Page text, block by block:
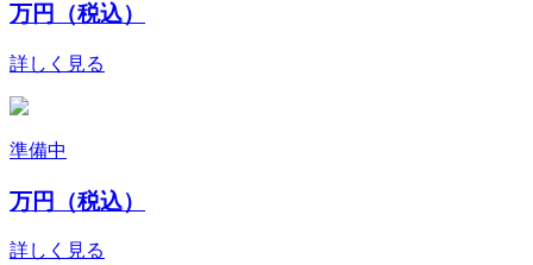
万円（税込）
詳しく見る
準備中
万円（税込）
詳しく見る